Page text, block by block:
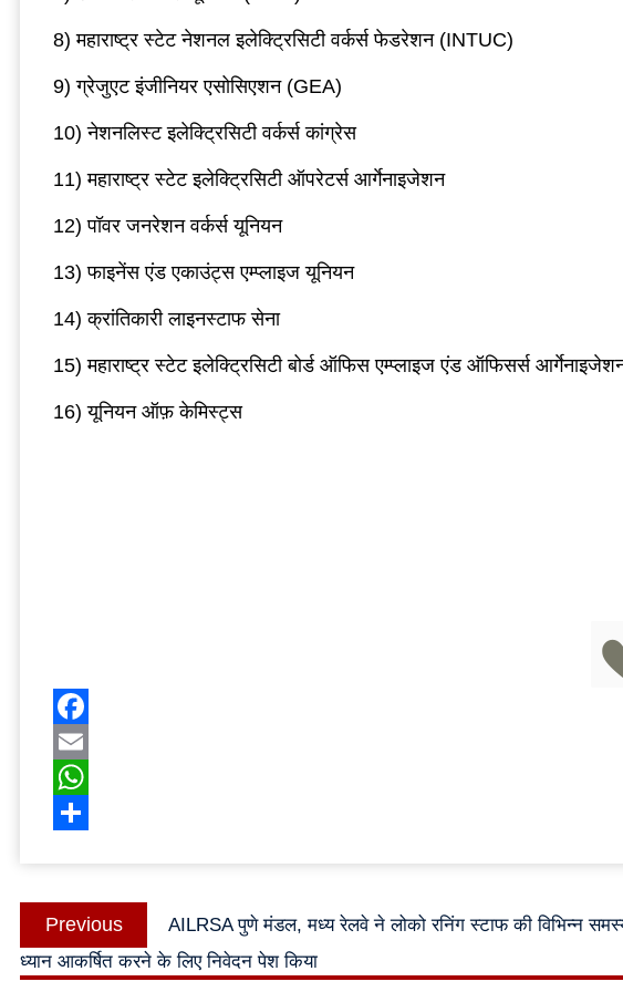
8) महाराष्ट्र स्टेट नेशनल इलेक्ट्रिसिटी वर्कर्स फेडरेशन (INTUC)
9) ग्रेजुएट इंजीनियर एसोसिएशन (GEA)
10) नेशनलिस्ट इलेक्ट्रिसिटी वर्कर्स कांग्रेस
11) महाराष्ट्र स्टेट इलेक्ट्रिसिटी ऑपरेटर्स आर्गेनाइजेशन
12) पॉवर जनरेशन वर्कर्स यूनियन
13) फाइनेंस एंड एकाउंट्स एम्प्लाइज यूनियन
14) क्रांतिकारी लाइनस्टाफ सेना
15) महाराष्ट्र स्टेट इलेक्ट्रिसिटी बोर्ड ऑफिस एम्प्लाइज एंड ऑफिसर्स
16) यूनियन ऑफ़ केमिस्ट्स
Facebook
Email
WhatsApp
Post
navigation
Previous
post:
AILRSA पुणे मंडल, मध्य रेलवे ने लोको रनिंग स्टाफ की विभिन्न
ध्यान आकर्षित करने के लिए निवेदन पेश किया